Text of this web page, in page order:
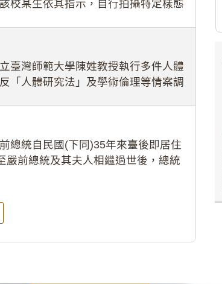
校某生依其指示，自行拍攝特定樣態
臺灣師範大學陳姓教授執行多件人體
「人體研究法」及學術倫理等情案調
總統自民國(下同)35年來臺後即居住
嚴前總統及其夫人相繼過世後，總統